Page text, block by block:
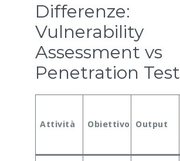
Differenze:
Vulnerability
Assessment vs
Penetration Test
Attività Obiettivo Output